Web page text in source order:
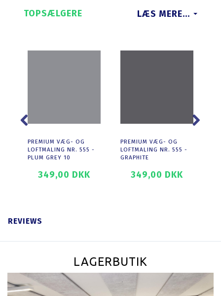
LÆS MERE...
TOPSÆLGERE
PREMIUM VÆG- OG
LOFTMALING NR. 555 -
PLUM GREY 10
349,00 DKK
PREMIUM VÆG- OG
LOFTMALING NR. 555 -
GRAPHITE
349,00 DKK
REVIEWS
LAGERBUTIK